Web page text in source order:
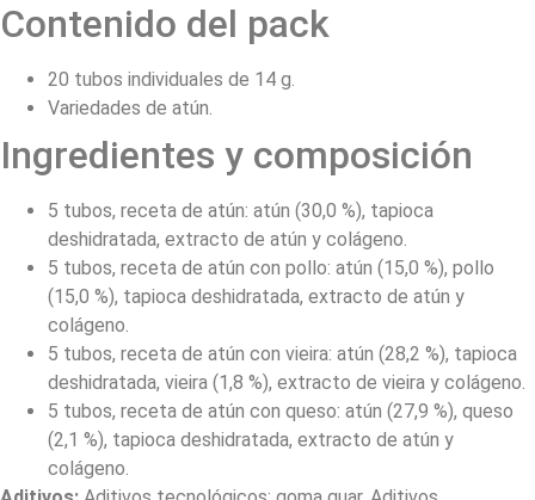
Contenido del pack
20 tubos individuales de 14 g.
Variedades de atún.
Ingredientes y composición
5 tubos, receta de atún: atún (30,0 %), tapioca
deshidratada, extracto de atún y colágeno.
5 tubos, receta de atún con pollo: atún (15,0 %), pollo
(15,0 %), tapioca deshidratada, extracto de atún y
colágeno.
5 tubos, receta de atún con vieira: atún (28,2 %), tapioca
deshidratada, vieira (1,8 %), extracto de vieira y colágeno.
5 tubos, receta de atún con queso: atún (27,9 %), queso
(2,1 %), tapioca deshidratada, extracto de atún y
colágeno.